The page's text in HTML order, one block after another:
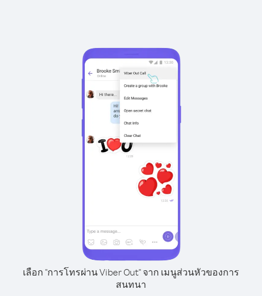
เลือก "การโทรผ่าน Viber Out" จาก เมนูส่วนหัวของการ
สนทนา